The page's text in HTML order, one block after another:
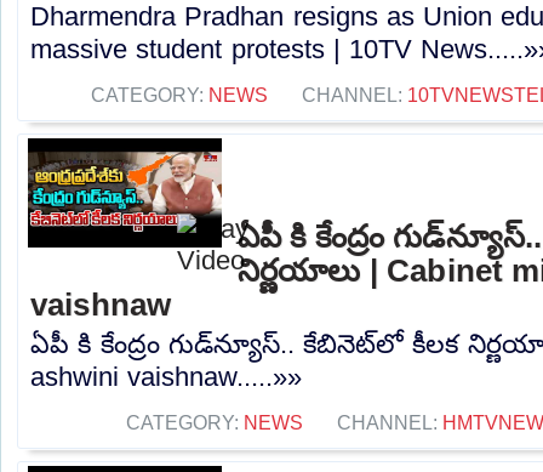
Dharmendra Pradhan resigns as Union
massive student protests | 10TV
CATEGORY: NEWS CHANNEL:
ఏపీ కి కేంద్రం
నిర్ణయాలు | Cabinet
vaishnaw
ఏపీ కి కేంద్రం గుడ్‌న్యూస్.. కేబినెట్‌లో కీలక
ashwini vaishnaw.....»»
CATEGORY: NEWS CHANNEL: